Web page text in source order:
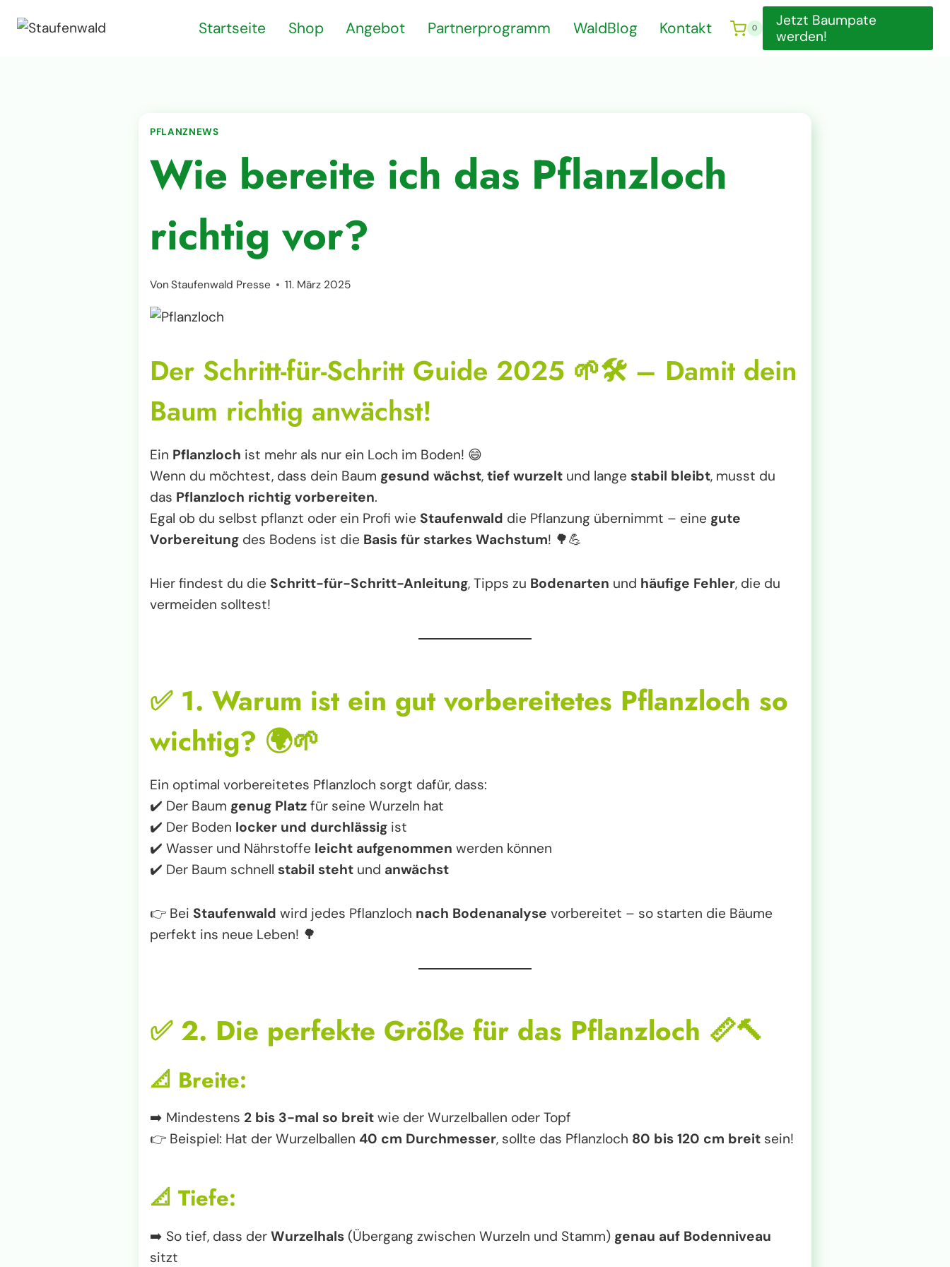
Inhalt
Startseite Shop Angebot Partnerprogramm WaldBlog Kontakt 0
Jetzt Baumpate
werden!
PFLANZNEWS
Wie bereite ich das Pflanzloch
richtig vor?
Von Staufenwald Presse 11. März 2025
Der Schritt-für-Schritt Guide 2025 🌱🛠️ – Damit dein
Baum richtig anwächst!
Ein Pflanzloch ist mehr als nur ein Loch im Boden! 😄
Wenn du möchtest, dass dein Baum gesund wächst, tief wurzelt und lange stabil bleibt, musst du
das Pflanzloch richtig vorbereiten.
Egal ob du selbst pflanzt oder ein Profi wie Staufenwald die Pflanzung übernimmt – eine gute
Vorbereitung des Bodens ist die Basis für starkes Wachstum! 🌳💪
Hier findest du die Schritt-für-Schritt-Anleitung, Tipps zu Bodenarten und häufige Fehler, die du
vermeiden solltest!
✅ 1. Warum ist ein gut vorbereitetes Pflanzloch so
wichtig? 🌍🌱
Ein optimal vorbereitetes Pflanzloch sorgt dafür, dass:
✔️ Der Baum genug Platz für seine Wurzeln hat
✔️ Der Boden locker und durchlässig ist
✔️ Wasser und Nährstoffe leicht aufgenommen werden können
✔️ Der Baum schnell stabil steht und anwächst
👉 Bei Staufenwald wird jedes Pflanzloch nach Bodenanalyse vorbereitet – so starten die Bäume
perfekt ins neue Leben! 🌳
✅ 2. Die perfekte Größe für das Pflanzloch 📏🔨
📐 Breite:
➡️ Mindestens 2 bis 3-mal so breit wie der Wurzelballen oder Topf
👉 Beispiel: Hat der Wurzelballen 40 cm Durchmesser, sollte das Pflanzloch 80 bis 120 cm breit sein!
📐 Tiefe:
➡️ So tief, dass der Wurzelhals (Übergang zwischen Wurzeln und Stamm) genau auf Bodenniveau
sitzt